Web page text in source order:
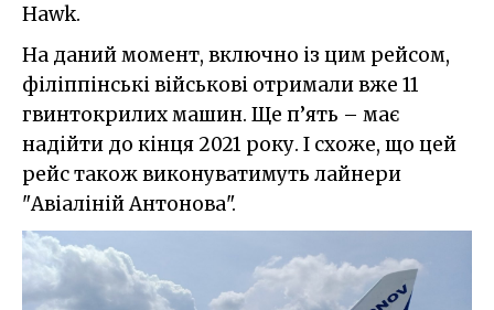
Hawk.
На даний момент, включно із цим рейсом,
філіппінські військові отримали вже 11
гвинтокрилих машин. Ще п’ять – має
надійти до кінця 2021 року. І схоже, що цей
рейс також виконуватимуть лайнери
"Авіаліній Антонова".